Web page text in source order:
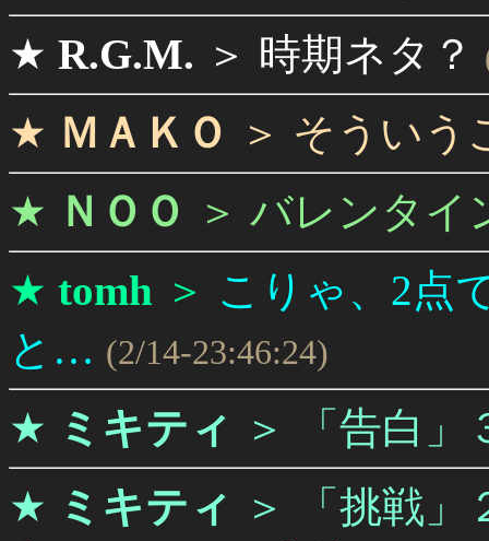
★ R.G.M. ＞ 時期ネタ？
★ ＭＡＫＯ ＞ そういう
★ ＮＯＯ ＞ バレンタイ
★ tomh ＞ こりゃ、2点
と… (2/14-23:46:24)
★ ミキティ ＞
「告白
★ ミキティ ＞
「挑戦